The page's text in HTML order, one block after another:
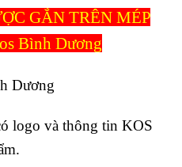
GẮN TRÊN MÉP
Bình Dương
logo và thông tin KOS